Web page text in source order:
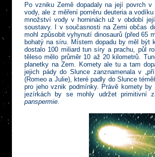
Po vzniku Země dopadaly na její povrch
vody, ale z měření poměru deuteria a
množství vody v horninách už v období
soustavy. I v současnosti na Zemi občas
mohl způsobit vyhynutí dinosaurů (před 65
bohatý na síru. Místem dopadu by měl být
dostalo 100 miliard tun síry a prachu, půl
těleso mělo průměr 10 až 20 kilometrů.
planetky na Zem. Komety ale tu a tam
jejich pády do Slunce zanznamenala v
(Romeo a Julie), které padly do Slunce
pro jeho vznik podmínky. Právě komety
jezírkách by se mohly udržet primitivní
panspermie